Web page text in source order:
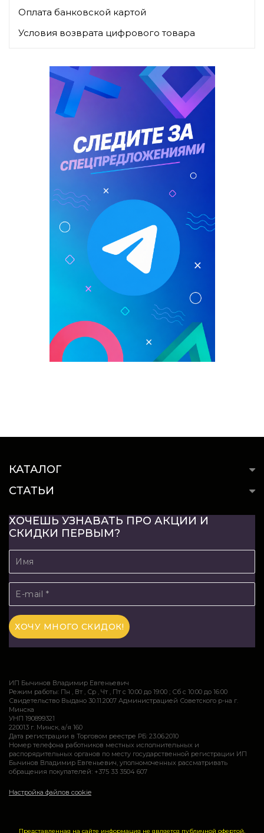
Оплата банковской картой
Условия возврата цифрового товара
КАТАЛОГ
СТАТЬИ
ХОЧЕШЬ УЗНАВАТЬ ПРО АКЦИИ И
СКИДКИ ПЕРВЫМ?
ИП Бычинов Владимир Евгеньевич
Режим работы: Пн , Вт , Ср , Чт , Пт c 10:00 до 19:00 ; Сб c 10:00 до 16:00
Свидетельство Выдано 30.11.2007 Администрацией Советского р-на г.
Минска
УНП 190899321
220013 г. Минск, а/я 160
Дата регистрации в Торговом реестре РБ: 23.06.2010
Номер телефона работников местных исполнительных и
распорядительных органов по месту государственной регистрации ИП
Бычинов Владимир Евгеньевич, уполномоченных рассматривать
обращения покупателей: +375 33 3504 607
Настройка файлов cookie
Представленная на сайте информация не является публичной офертой.